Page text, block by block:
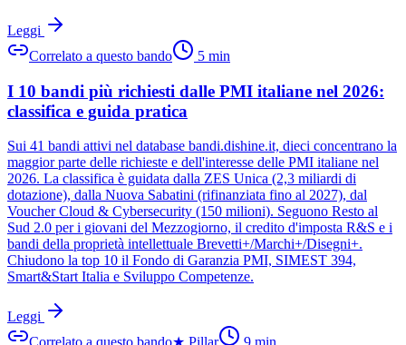
Leggi
Correlato a questo bando
5 min
I 10 bandi più richiesti dalle PMI italiane nel 2026:
classifica e guida pratica
Sui 41 bandi attivi nel database bandi.dishine.it, dieci concentrano la
maggior parte delle richieste e dell'interesse delle PMI italiane nel
2026. La classifica è guidata dalla ZES Unica (2,3 miliardi di
dotazione), dalla Nuova Sabatini (rifinanziata fino al 2027), dal
Voucher Cloud & Cybersecurity (150 milioni). Seguono Resto al
Sud 2.0 per i giovani del Mezzogiorno, il credito d'imposta R&S e i
bandi della proprietà intellettuale Brevetti+/Marchi+/Disegni+.
Chiudono la top 10 il Fondo di Garanzia PMI, SIMEST 394,
Smart&Start Italia e Sviluppo Competenze.
Leggi